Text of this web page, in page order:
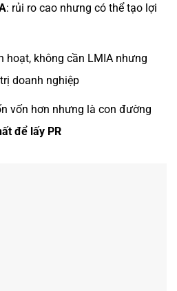
: rủi ro cao nhưng có thể tạo lợi
hoạt, không cần LMIA nhưng
doanh nghiệp
vốn hơn nhưng là con đường
để lấy PR